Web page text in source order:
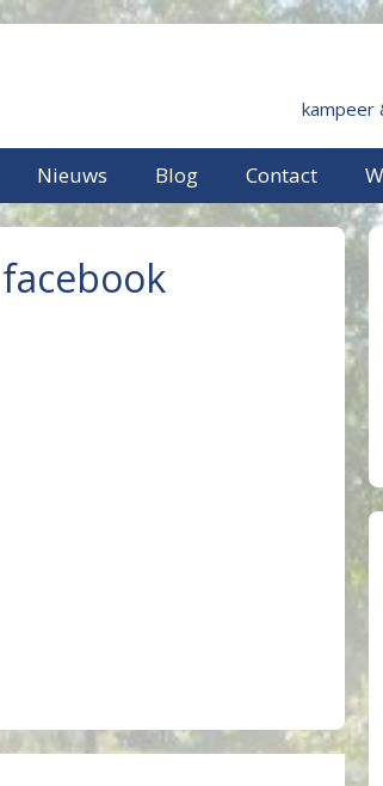
kampeer
Nieuws Blog Contact